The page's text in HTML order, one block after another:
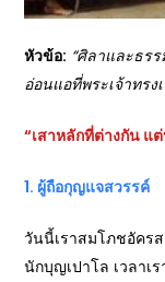
หัวข้อ: “ศิลาและธรร
อ่อนแอที่พระเจ้าทรง
“เสาหลักที่ต่างกัน แ
1. ผู้ถือกุญแจสวรรค์
วันนี้เราสมโภชอัคร
นักบุญเปาโล เวลาเ